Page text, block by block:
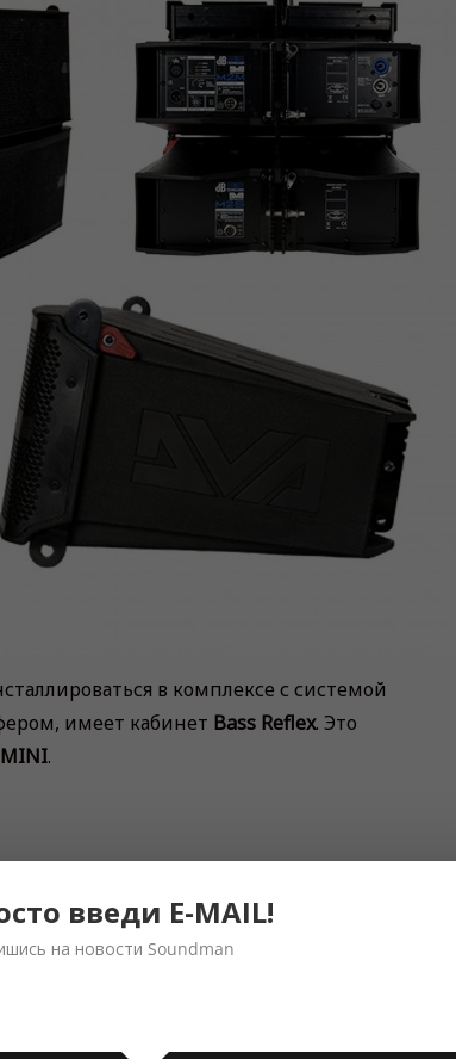
в комплексе с системой
имеет кабинет Bass Reflex. Это
MINI.
введи E-MAIL!
на новости Soundman